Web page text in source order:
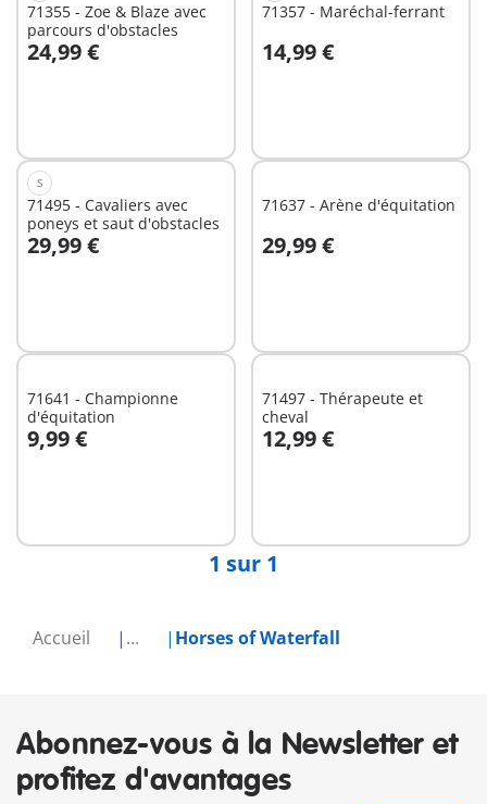
Accueil ... Horses of Waterfall
71355 - Zoe & Blaze avec
parcours d'obstacles
24,99 €
Au panier
71357 - Maréchal-ferrant
14,99 €
Au panier
S
71495 - Cavaliers avec
poneys et saut d'obstacles
29,99 €
Au panier
71637 - Arène d'équitation
29,99 €
Au panier
71641 - Championne
d'équitation
9,99 €
Au panier
71497 - Thérapeute et
cheval
12,99 €
Au panier
1 sur 1
Abonnez-vous à la Newsletter et
profitez d'avantages